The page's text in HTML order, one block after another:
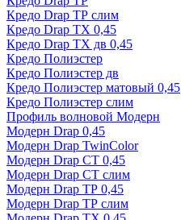
Кредо Drap ТР слим
Кредо Drap ТХ 0,45
Кредо Drap ТХ дв 0,45
Кредо Полиэстер
Кредо Полиэстер дв
Кредо Полиэстер матовый 0,45
Кредо Полиэстер слим
Профиль волновой Модерн
Модерн Drap 0,45
Модерн Drap TwinColor
Модерн Drap СТ 0,45
Модерн Drap СТ слим
Модерн Drap ТР 0,45
Модерн Drap ТР слим